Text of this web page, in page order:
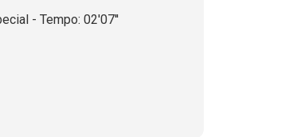
- Tempo: 02'07''